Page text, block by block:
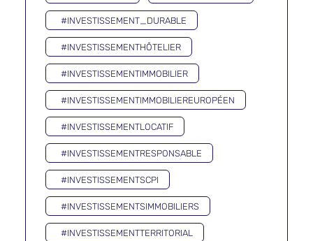
#INVESTISSEMENT_DURABLE
#INVESTISSEMENTHÔTELIER
#INVESTISSEMENTIMMOBILIER
#INVESTISSEMENTIMMOBILIEREUROPÉEN
#INVESTISSEMENTLOCATIF
#INVESTISSEMENTRESPONSABLE
#INVESTISSEMENTSCPI
#INVESTISSEMENTSIMMOBILIERS
#INVESTISSEMENTTERRITORIAL